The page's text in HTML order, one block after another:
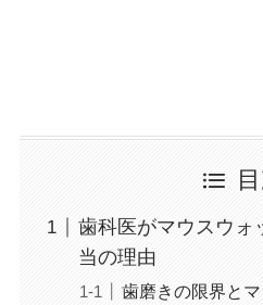
歯科医がマウスウォ
当の理由
歯磨きの限界と